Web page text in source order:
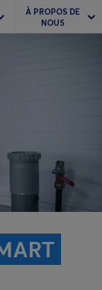
À PROPOS DE
NOUS